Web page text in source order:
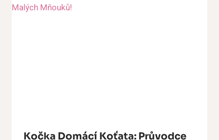
Kočka Domácí Koťata: Průvodce